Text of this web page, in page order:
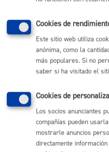
Informar de un error en la web
Enlaces útiles
Ofertas de empleo
Perfil del contratante
Sede electrónica
Sala de prensa
Mapa web
Otras páginas web
Donostia Kirola
Cookies de
Este sitio web utiliza
anónima, como la
más populares. Si no
saber si ha visitado el
Cookies de
Los socios anunciantes
compañías pueden
mostrarle anuncios
directamente